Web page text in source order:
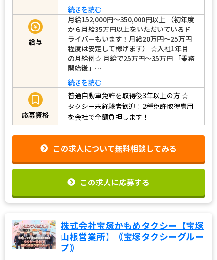
続きを読む
給与
月給152,000円～350,000円以上 （初年度
から月給35万円以上をいただいているド
ライバーもいます！月給20万円～25万円
程度は安定して稼げます） ☆入社1年目
の月給例☆ 月給で25万円～35万円 「乗務
開始後」…
続きを読む
応募資格
普通自動車免許を取得後3年以上の方☆
タクシー未経験者歓迎！2種免許取得費用
を会社で全額負担します！
この求人について無料相談してみる
この求人に応募する
株式会社宝塚かもめタクシー【宝塚
山根営業所】｟宝塚タクシーグルー
プ｠